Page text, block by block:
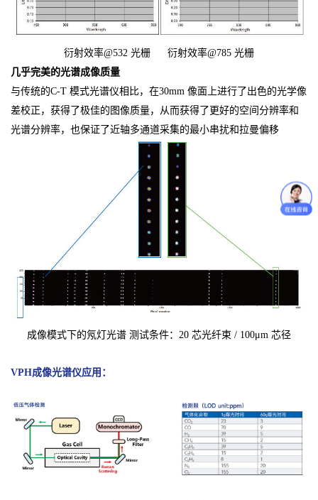
衍射效率@532 光栅 衍射效率@785 光栅
几乎完美的光谱成像质量
与传统的C-T 模式光谱仪相比，在30mm 像面上进行了出色的光学像
差校正，获得了极佳的图像质量，从而获得了更好的空间分辨率和
光谱分辨率，也保证了近轴多通道采集的最小串扰和拉曼偏移
成像模式下的氖灯光谱 测试条件：20 芯光纤束 / 100μm 芯径
VPH成像光谱仪应用：